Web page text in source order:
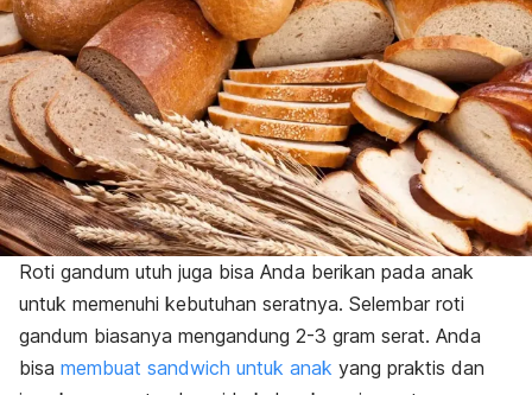
Roti gandum utuh juga bisa Anda berikan pada anak
untuk memenuhi kebutuhan seratnya. Selembar roti
gandum biasanya mengandung 2-3 gram serat. Anda
bisa membuat sandwich untuk anak yang praktis dan